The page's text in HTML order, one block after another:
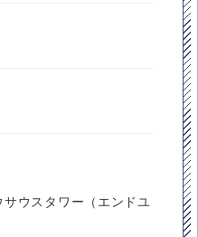
ウスタワー（エンドユ